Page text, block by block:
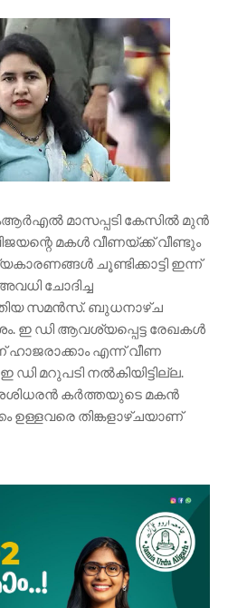
മാസപ്പടി കേസിൽ മുൻ
മകൾ വീണയ്ക്ക് വീണ്ടും
ചൂണ്ടിക്കാട്ടി ഇന്ന്
ചോദിച്ച
സമൻസ്. ബുധനാഴ്ച
ഇ ഡി ആവശ്യപ്പെട്ട രേഖകൾ
എന്ന് വീണ
ഡി മറുപടി നൽകിയിട്ടില്ല.
കർത്തയുടെ മകൻ
തിങ്കളാഴ്ചയാണ്